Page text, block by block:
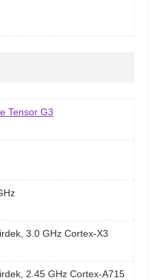
Tensor G3
3.0 GHz Cortex-X3
2.45 GHz Cortex-A715